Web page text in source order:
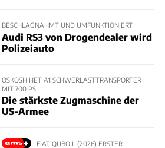
BESCHLAGNAHMT UND UMFUNKTIONIERT
Audi RS3 von Drogendealer wird
Polizeiauto
OSKOSH HET A1 SCHWERLASTTRANSPORTER
MIT 700 PS
Die stärkste Zugmaschine der
US-Armee
FIAT QUBO L (2026) ERSTER